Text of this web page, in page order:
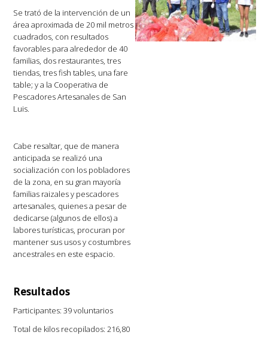
Se trató de la intervención de un
área aproximada de 20 mil metros
cuadrados, con resultados
favorables para alrededor de 40
familias, dos restaurantes, tres
tiendas, tres fish tables, una fare
table; y a la Cooperativa de
Pescadores Artesanales de San
Luis.
Cabe resaltar, que de manera
anticipada se realizó una
socialización con los pobladores
de la zona, en su gran mayoría
familias raizales y pescadores
artesanales, quienes a pesar de
dedicarse (algunos de ellos) a
labores turísticas, procuran por
mantener sus usos y costumbres
ancestrales en este espacio.
Resultados
Participantes: 39 voluntarios
Total de kilos recopilados: 216,80